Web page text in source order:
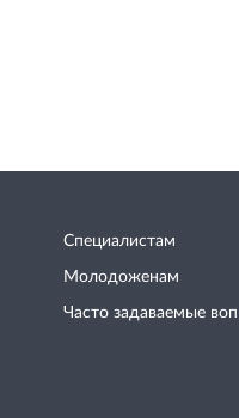
Специалистам
Молодоженам
Часто задаваемые